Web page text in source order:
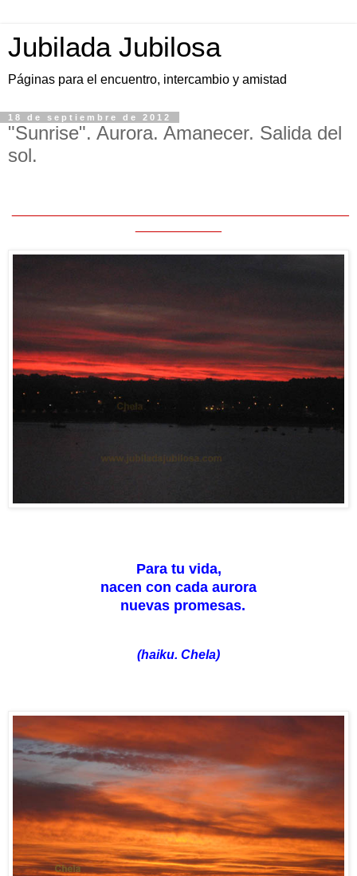
Jubilada Jubilosa
Páginas para el encuentro, intercambio y amistad
18 de septiembre de 2012
"Sunrise". Aurora. Amanecer. Salida del
sol.
Para tu vida,
nacen con cada aurora
nuevas promesas.
(haiku. Chela)